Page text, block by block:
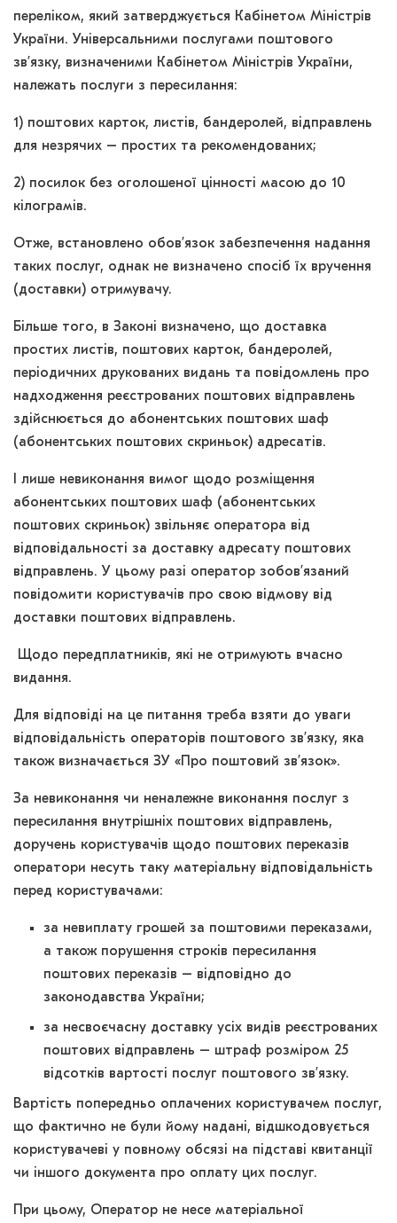
переліком, який затверджується Кабінетом Міністрів
України. Універсальними послугами поштового
зв’язку, визначеними Кабінетом Міністрів України,
належать послуги з пересилання:
1) поштових карток, листів, бандеролей, відправлень
для незрячих – простих та рекомендованих;
2) посилок без оголошеної цінності масою до 10
кілограмів.
Отже, встановлено обов’язок забезпечення надання
таких послуг, однак не визначено спосіб їх вручення
(доставки) отримувачу.
Більше того, в Законі визначено, що доставка
простих листів, поштових карток, бандеролей,
періодичних друкованих видань та повідомлень про
надходження реєстрованих поштових відправлень
здійснюється до абонентських поштових шаф
(абонентських поштових скриньок) адресатів.
І лише невиконання вимог щодо розміщення
абонентських поштових шаф (абонентських
поштових скриньок) звільняє оператора від
відповідальності за доставку адресату поштових
відправлень. У цьому разі оператор зобов’язаний
повідомити користувачів про свою відмову від
доставки поштових відправлень.
Щодо передплатників, які не отримують вчасно
видання.
Для відповіді на це питання треба взяти до уваги
відповідальність операторів поштового зв’язку, яка
також визначається ЗУ «Про поштовий зв’язок».
За невиконання чи неналежне виконання послуг з
пересилання внутрішніх поштових відправлень,
доручень користувачів щодо поштових переказів
оператори несуть таку матеріальну відповідальність
перед користувачами:
за невиплату грошей за поштовими переказами,
а також порушення строків пересилання
поштових переказів – відповідно до
законодавства України;
за несвоєчасну доставку усіх видів реєстрованих
поштових відправлень – штраф розміром 25
відсотків вартості послуг поштового зв’язку.
Вартість попередньо оплачених користувачем послуг,
що фактично не були йому надані, відшкодовується
користувачеві у повному обсязі на підставі квитанції
чи іншого документа про оплату цих послуг.
При цьому, Оператор не несе матеріальної